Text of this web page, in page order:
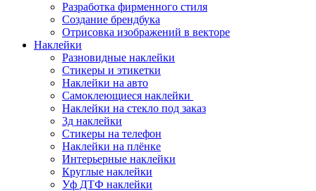
Разработка фирменного стиля
Создание брендбука
Отрисовка изображений в векторе
Наклейки
Разновидные наклейки
Стикеры и этикетки
Наклейки на авто
Самоклеющиеся наклейки
Наклейки на стекло под заказ
3д наклейки
Cтикеры на телефон
Наклейки на плёнке
Интерьерные наклейки
Круглые наклейки
Уф ДТФ наклейки